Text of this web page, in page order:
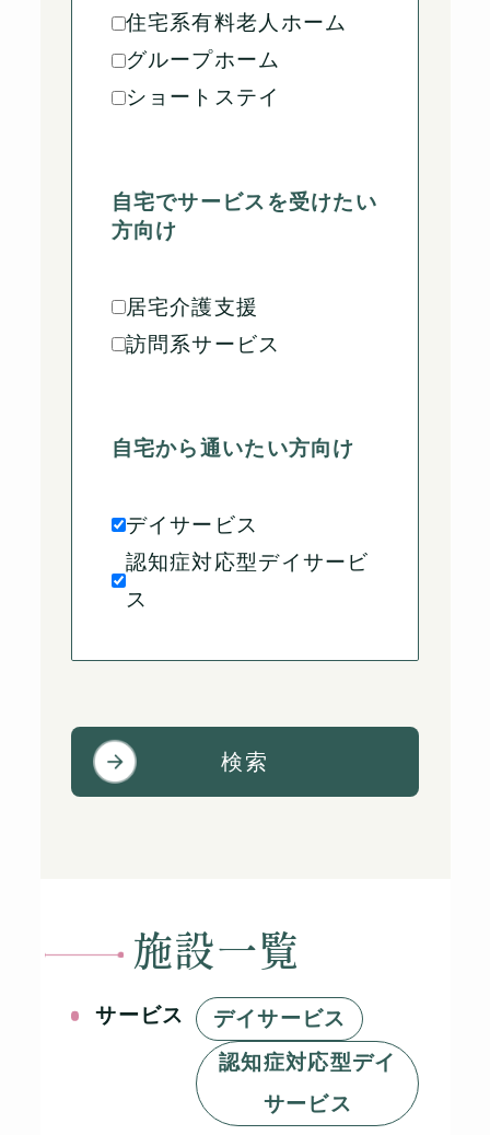
住宅系有料老人ホーム
グループホーム
ショートステイ
自宅でサービスを受けたい
方向け
居宅介護支援
訪問系サービス
自宅から通いたい方向け
デイサービス
認知症対応型デイサービ
ス
検索
施設一覧
サービス
デイサービス
認知症対応型デイ
サービス